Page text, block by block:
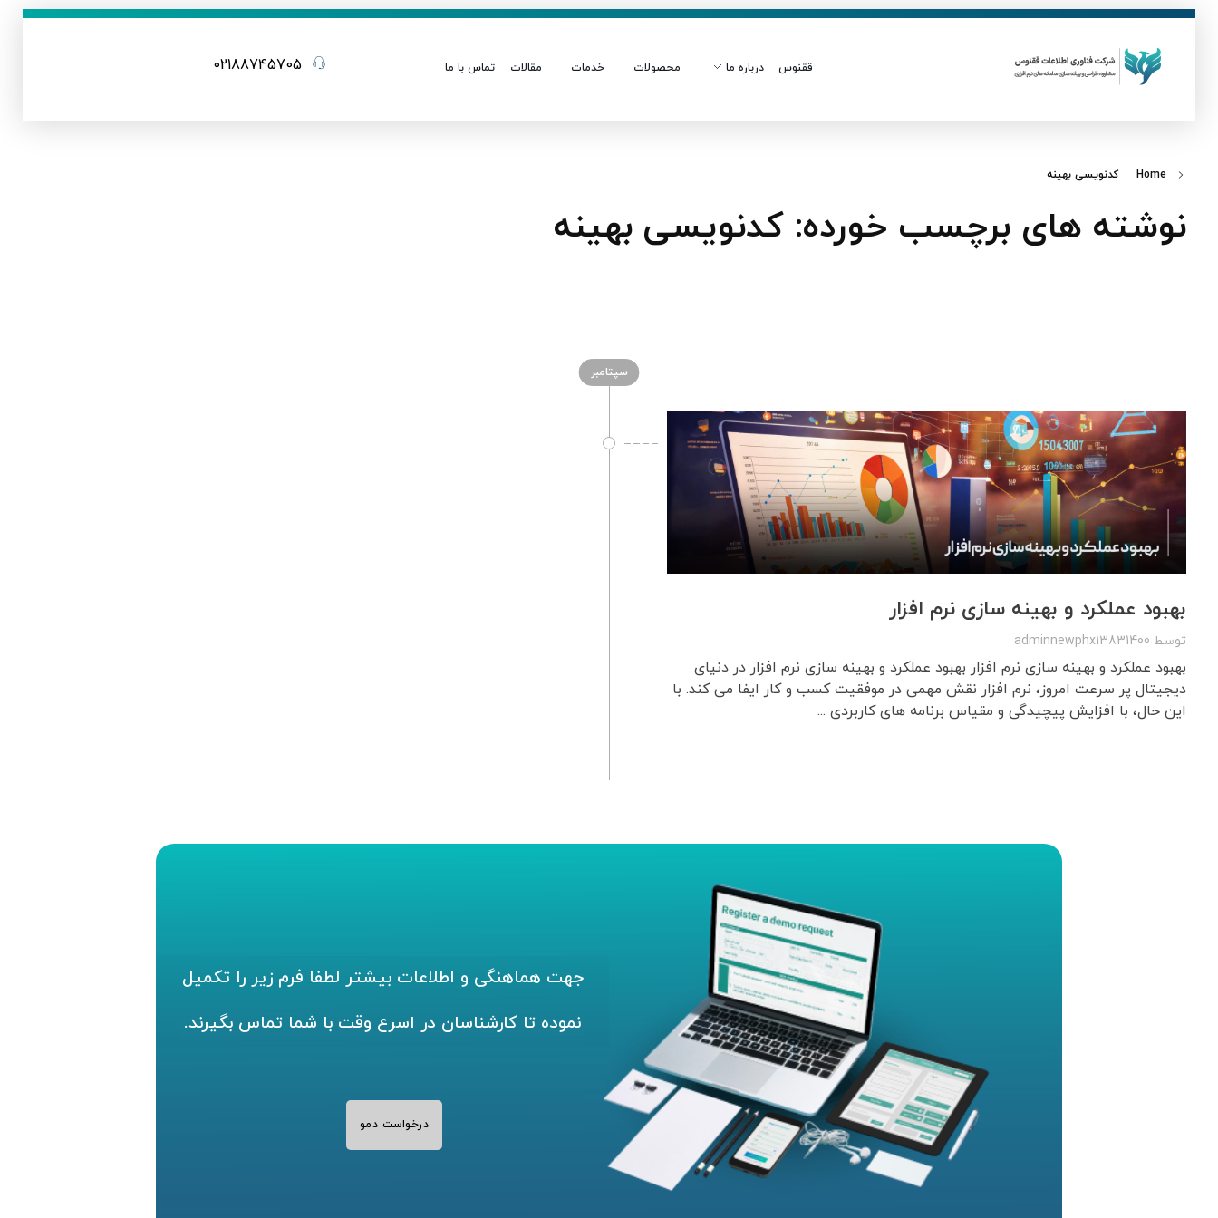
ققنوس درباره ما محصولات خدمات مقالات تماس با ما 02188745705
Home کدنویسی بهینه
نوشته های برچسب خورده: کدنویسی بهینه
سپتامبر
بهبود عملکرد و بهینه سازی نرم افزار
توسط adminnewphx13831400
بهبود عملکرد و بهینه سازی نرم افزار بهبود عملکرد و بهینه سازی نرم افزار در دنیای
دیجیتال پر سرعت امروز، نرم افزار نقش مهمی در موفقیت کسب و کار ایفا می کند. با
این حال، با افزایش پیچیدگی و مقیاس برنامه های کاربردی ...
جهت هماهنگی و اطلاعات بیشتر لطفا فرم زیر را تکمیل
نموده تا کارشناسان در اسرع وقت با شما تماس بگیرند.
درخواست دمو